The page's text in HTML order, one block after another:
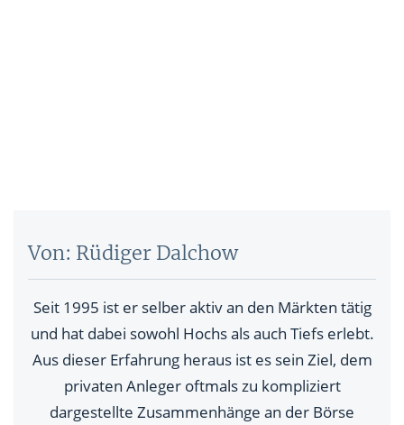
Von: Rüdiger Dalchow
Seit 1995 ist er selber aktiv an den Märkten tätig
und hat dabei sowohl Hochs als auch Tiefs erlebt.
Aus dieser Erfahrung heraus ist es sein Ziel, dem
privaten Anleger oftmals zu kompliziert
dargestellte Zusammenhänge an der Börse